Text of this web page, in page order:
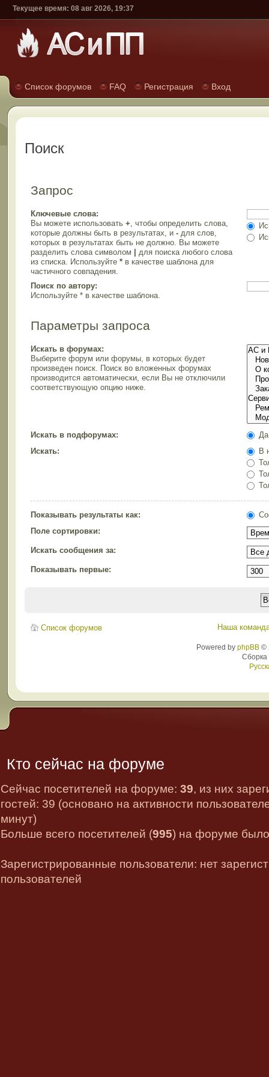
Текущее время: 08 авг 2026, 19:37
Список форумов FAQ Регистрация Вход
Поиск
Запрос
Ключевые слова:
Вы можете использовать +, чтобы определить слова,
которые должны быть в результатах, и -для слов,
которых в результатах быть не должно. Вы можете
разделить слова символом
для поиска любого слова
из списка. Используйте *в качестве шаблона для
частичного совпадения.
Поиск по автору:
Используйте * в качестве шаблона.
Параметры запроса
Искать в форумах:
Выберите форум или форумы, в которых будет
произведен поиск. Поиск во вложенных форумах
производится автоматически, если Вы не отключили
соответствующую опцию ниже.
Искать в подфорумах:
Да
Искать:
В
Показывать результаты как:
Поле сортировки:
Искать сообщения за:
Показывать первые:
Список форумов Наша
Powered by phpBB©
Кто сейчас на форуме
Сейчас посетителей на форуме: 39, из них
гостей: 39 (основано на активности
минут)
Больше всего посетителей (995) на форуме
Зарегистрированные пользователи: нет
пользователей